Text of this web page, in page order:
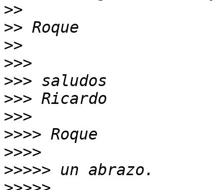
>>
>>
>>
>>>
>>>
>>>
>>>
>>>>
>>>>
>>>>>